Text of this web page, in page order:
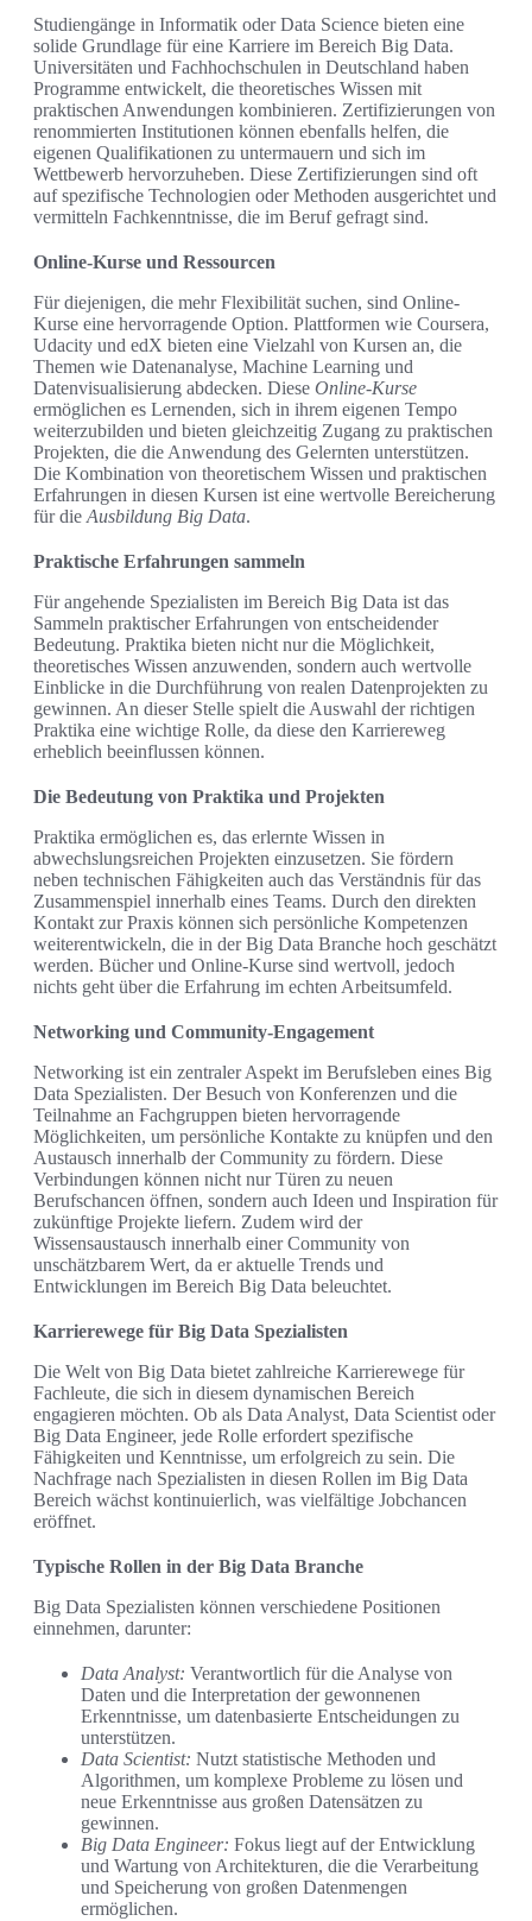
Studiengänge in Informatik oder Data Science bieten eine
solide Grundlage für eine Karriere im Bereich Big Data.
Universitäten und Fachhochschulen in Deutschland haben
Programme entwickelt, die theoretisches Wissen mit
praktischen Anwendungen kombinieren. Zertifizierungen von
renommierten Institutionen können ebenfalls helfen, die
eigenen Qualifikationen zu untermauern und sich im
Wettbewerb hervorzuheben. Diese Zertifizierungen sind oft
auf spezifische Technologien oder Methoden ausgerichtet und
vermitteln Fachkenntnisse, die im Beruf gefragt sind.
Online-Kurse und Ressourcen
Für diejenigen, die mehr Flexibilität suchen, sind Online-
Kurse eine hervorragende Option. Plattformen wie Coursera,
Udacity und edX bieten eine Vielzahl von Kursen an, die
Themen wie Datenanalyse, Machine Learning und
Datenvisualisierung abdecken. Diese Online-Kurse
ermöglichen es Lernenden, sich in ihrem eigenen Tempo
weiterzubilden und bieten gleichzeitig Zugang zu praktischen
Projekten, die die Anwendung des Gelernten unterstützen.
Die Kombination von theoretischem Wissen und praktischen
Erfahrungen in diesen Kursen ist eine wertvolle Bereicherung
für die Ausbildung Big Data.
Praktische Erfahrungen sammeln
Für angehende Spezialisten im Bereich Big Data ist das
Sammeln praktischer Erfahrungen von entscheidender
Bedeutung. Praktika bieten nicht nur die Möglichkeit,
theoretisches Wissen anzuwenden, sondern auch wertvolle
Einblicke in die Durchführung von realen Datenprojekten zu
gewinnen. An dieser Stelle spielt die Auswahl der richtigen
Praktika eine wichtige Rolle, da diese den Karriereweg
erheblich beeinflussen können.
Die Bedeutung von Praktika und Projekten
Praktika ermöglichen es, das erlernte Wissen in
abwechslungsreichen Projekten einzusetzen. Sie fördern
neben technischen Fähigkeiten auch das Verständnis für das
Zusammenspiel innerhalb eines Teams. Durch den direkten
Kontakt zur Praxis können sich persönliche Kompetenzen
weiterentwickeln, die in der Big Data Branche hoch geschätzt
werden. Bücher und Online-Kurse sind wertvoll, jedoch
nichts geht über die Erfahrung im echten Arbeitsumfeld.
Networking und Community-Engagement
Networking ist ein zentraler Aspekt im Berufsleben eines Big
Data Spezialisten. Der Besuch von Konferenzen und die
Teilnahme an Fachgruppen bieten hervorragende
Möglichkeiten, um persönliche Kontakte zu knüpfen und den
Austausch innerhalb der Community zu fördern. Diese
Verbindungen können nicht nur Türen zu neuen
Berufschancen öffnen, sondern auch Ideen und Inspiration für
zukünftige Projekte liefern. Zudem wird der
Wissensaustausch innerhalb einer Community von
unschätzbarem Wert, da er aktuelle Trends und
Entwicklungen im Bereich Big Data beleuchtet.
Karrierewege für Big Data Spezialisten
Die Welt von Big Data bietet zahlreiche Karrierewege für
Fachleute, die sich in diesem dynamischen Bereich
engagieren möchten. Ob als Data Analyst, Data Scientist oder
Big Data Engineer, jede Rolle erfordert spezifische
Fähigkeiten und Kenntnisse, um erfolgreich zu sein. Die
Nachfrage nach Spezialisten in diesen Rollen im Big Data
Bereich wächst kontinuierlich, was vielfältige Jobchancen
eröffnet.
Typische Rollen in der Big Data Branche
Big Data Spezialisten können verschiedene Positionen
einnehmen, darunter:
Data Analyst: Verantwortlich für die Analyse von
Daten und die Interpretation der gewonnenen
Erkenntnisse, um datenbasierte Entscheidungen zu
unterstützen.
Data Scientist: Nutzt statistische Methoden und
Algorithmen, um komplexe Probleme zu lösen und
neue Erkenntnisse aus großen Datensätzen zu
gewinnen.
Big Data Engineer: Fokus liegt auf der Entwicklung
und Wartung von Architekturen, die die Verarbeitung
und Speicherung von großen Datenmengen
ermöglichen.